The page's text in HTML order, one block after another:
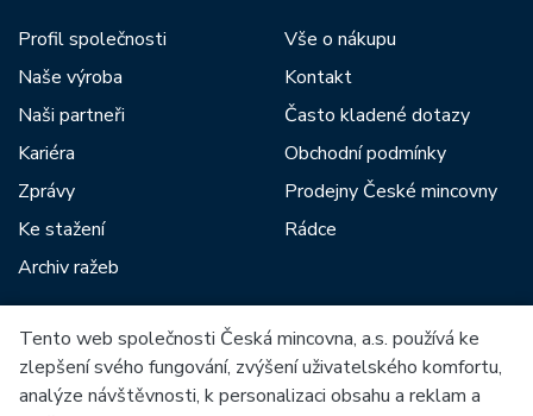
Profil společnosti
Naše výroba
Naši partneři
Kariéra
Zprávy
Ke stažení
Archiv ražeb
Vše o nákupu
Kontakt
Často kladené dotazy
Obchodní podmínky
Prodejny České mincovny
Rádce
Mezi naše partnery patří:
Tento web společnosti Česká mincovna, a.s. používá ke
zlepšení svého fungování, zvýšení uživatelského komfortu,
analýze návštěvnosti, k personalizaci obsahu a reklam a